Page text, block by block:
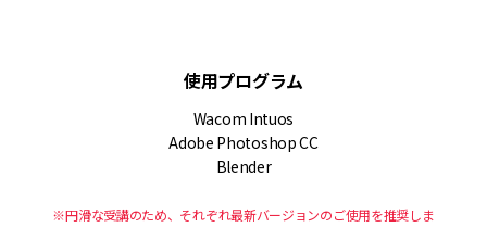
使用プログラム
Wacom Intuos
Adobe Photoshop CC
Blender
※円滑な受講のため、それぞれ最新バージョンのご使用を推奨しま